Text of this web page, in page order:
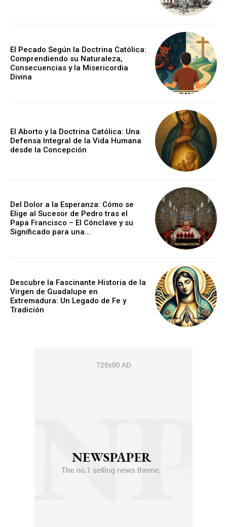
El Pecado Según la Doctrina Católica:
Comprendiendo su Naturaleza,
Consecuencias y la Misericordia
Divina
El Aborto y la Doctrina Católica: Una
Defensa Integral de la Vida Humana
desde la Concepción
Del Dolor a la Esperanza: Cómo se
Elige al Sucesor de Pedro tras el
Papa Francisco – El Cónclave y su
Significado para una...
Descubre la Fascinante Historia de la
Virgen de Guadalupe en
Extremadura: Un Legado de Fe y
Tradición